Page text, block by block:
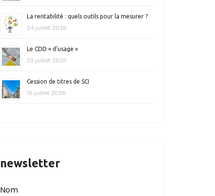
La rentabilité : quels outils pour la mesurer ?
24 juillet 2026
Le CDD « d’usage »
23 juillet 2026
Cession de titres de SCI
16 juillet 2026
newsletter
Nom